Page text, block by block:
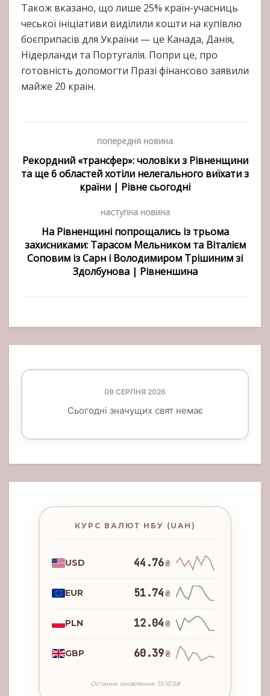
Також вказано, що лише 25% країн-учасниць
чеської ініціативи виділили кошти на купівлю
боєприпасів для України — це Канада, Данія,
Нідерланди та Португалія. Попри це, про
готовність допомогти Празі фінансово заявили
майже 20 країн.
попередня новина
Рекордний «трансфер»: чоловіки з Рівненщини
та ще 6 областей хотіли нелегального виїхати з
країни | Рівне сьогодні
наступна новина
На Рівненщині попрощались із трьома
захисниками: Тарасом Мельником та Віталієм
Соповим із Сарн і Володимиром Трішиним зі
Здолбунова | Рівненшина
09 СЕРПНЯ 2026
Сьогодні значущих свят немає
КУРС ВАЛЮТ НБУ (UAH)
USD 44.76₴
EUR 51.74₴
PLN 12.04₴
GBP 60.39₴
Останнє оновлення: 15:10:58